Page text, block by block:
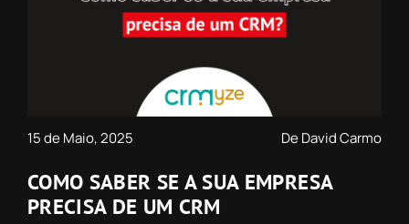
15 de Maio, 2025 De David Carmo
COMO SABER SE A SUA EMPRESA
PRECISA DE UM CRM